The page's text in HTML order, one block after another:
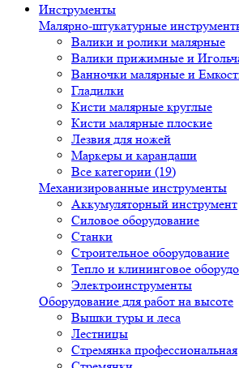
Инструменты
Малярно-штукатурные
Валики и ролики малярные
Валики прижимные и
Ванночки малярные и
Гладилки
Кисти малярные круглые
Кисти малярные плоские
Лезвия для ножей
Маркеры и карандаши
Все категории (19)
Механизированные инструменты
Аккумуляторный инструмент
Силовое оборудование
Станки
Строительное оборудование
Тепло и клининговое
Электроинструменты
Оборудование для работ на высоте
Вышки туры и леса
Лестницы
Стремянка профессиональная